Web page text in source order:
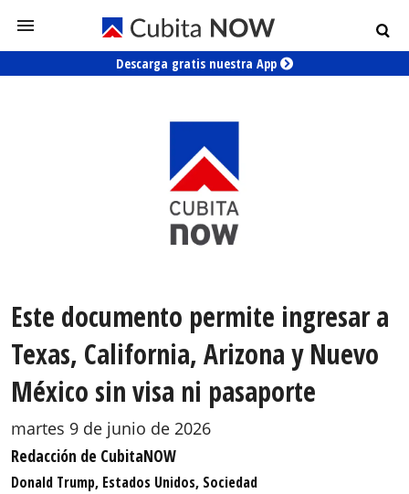
Descarga gratis nuestra App
Este documento permite ingresar a
Texas, California, Arizona y Nuevo
México sin visa ni pasaporte
martes 9 de junio de 2026
Redacción de CubitaNOW
Donald Trump, Estados Unidos, Sociedad